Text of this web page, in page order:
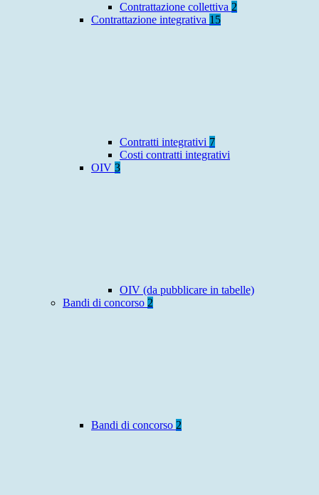
Contrattazione collettiva 2
Contrattazione integrativa 15
Contratti integrativi 7
Costi contratti integrativi
OIV 3
OIV (da pubblicare in tabelle)
Bandi di concorso 2
Bandi di concorso 2